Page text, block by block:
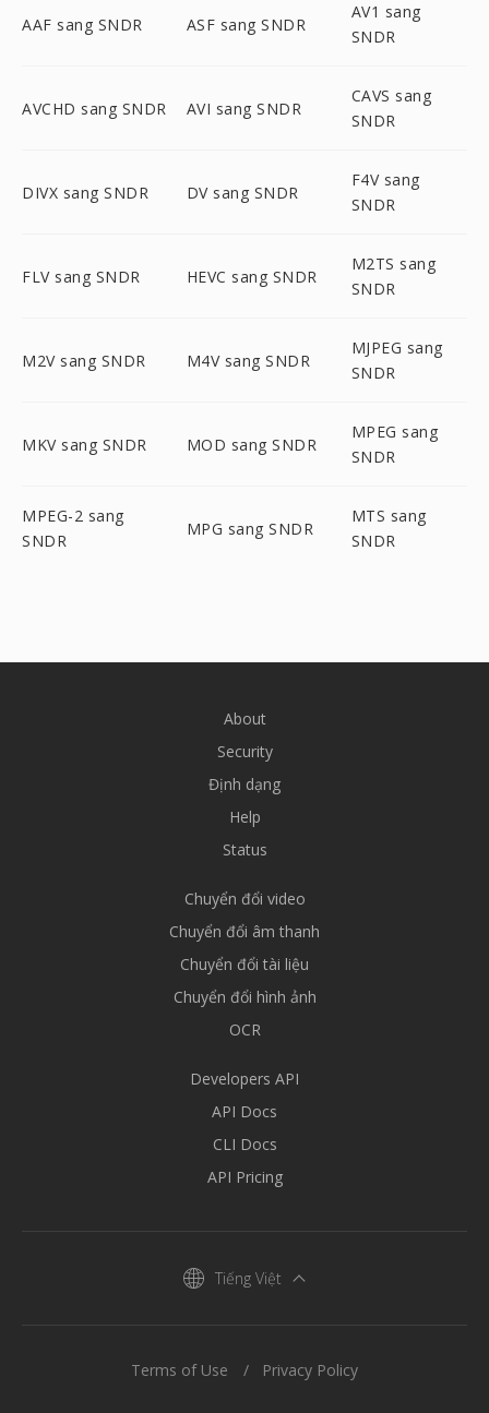
AAF sang SNDR ASF sang SNDR
AV1 sang
SNDR
AVCHD sang SNDR AVI sang SNDR
CAVS sang
SNDR
DIVX sang SNDR DV sang SNDR
F4V sang
SNDR
FLV sang SNDR HEVC sang SNDR
M2TS sang
SNDR
M2V sang SNDR M4V sang SNDR
MJPEG sang
SNDR
MKV sang SNDR MOD sang SNDR
MPEG sang
SNDR
MPEG-2 sang
SNDR
MPG sang SNDR
MTS sang
SNDR
About
Security
Định dạng
Help
Status
Chuyển đổi video
Chuyển đổi âm thanh
Chuyển đổi tài liệu
Chuyển đổi hình ảnh
OCR
Developers API
API Docs
CLI Docs
API Pricing
Tiếng Việt
Terms of Use Privacy Policy